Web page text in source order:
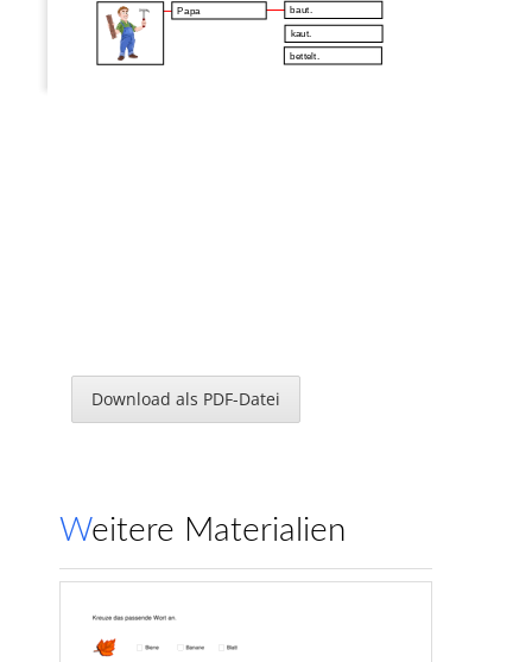
kaut.
Papa baut.
bettelt.
Download als PDF-Datei
Weitere Materialien